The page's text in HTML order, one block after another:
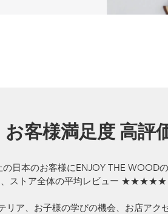
お客様満足度 高評
日本のお客様にENJOY THE WOOD
、ストア全体の平均レビュー ★★★★★
リア、お子様の学びの機会、お店アク